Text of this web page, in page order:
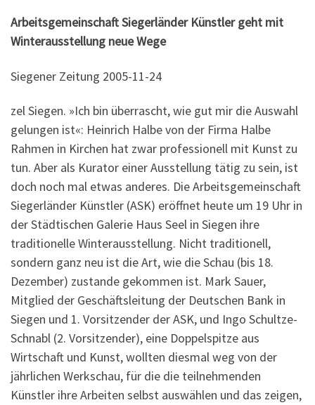
Arbeitsgemeinschaft Siegerländer Künstler geht mit
Winterausstellung neue Wege
Siegener Zeitung 2005-11-24
zel Siegen. »Ich bin überrascht, wie gut mir die Auswahl
gelungen ist«: Heinrich Halbe von der Firma Halbe
Rahmen in Kirchen hat zwar professionell mit Kunst zu
tun. Aber als Kurator einer Ausstellung tätig zu sein, ist
doch noch mal etwas anderes. Die Arbeitsgemeinschaft
Siegerländer Künstler (ASK) eröffnet heute um 19 Uhr in
der Städtischen Galerie Haus Seel in Siegen ihre
traditionelle Winterausstellung. Nicht traditionell,
sondern ganz neu ist die Art, wie die Schau (bis 18.
Dezember) zustande gekommen ist. Mark Sauer,
Mitglied der Geschäftsleitung der Deutschen Bank in
Siegen und 1. Vorsitzender der ASK, und Ingo Schultze-
Schnabl (2. Vorsitzender), eine Doppelspitze aus
Wirtschaft und Kunst, wollten diesmal weg von der
jährlichen Werkschau, für die die teilnehmenden
Künstler ihre Arbeiten selbst auswählen und das zeigen,